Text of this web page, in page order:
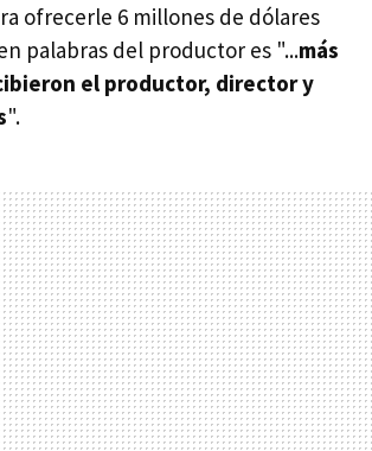
ofrecerle 6 millones de dólares
palabras del productor es "...más
el productor, director y
".